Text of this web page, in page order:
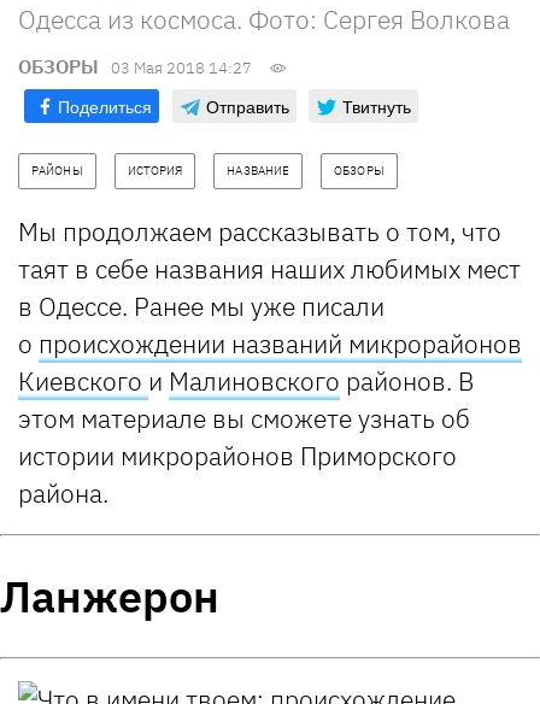
Одесса из космоса. Фото: Сергея Волкова
ОБЗОРЫ 03 Мая 2018 14:27
Поделиться Отправить Твитнуть
РАЙОНЫ ИСТОРИЯ НАЗВАНИЕ ОБЗОРЫ
Мы продолжаем рассказывать о том, что
таят в себе названия наших любимых мест
в Одессе. Ранее мы уже писали
о происхождении названий микрорайонов
Киевского и Малиновского районов. В
этом материале вы сможете узнать об
истории микрорайонов Приморского
района.
Ланжерон